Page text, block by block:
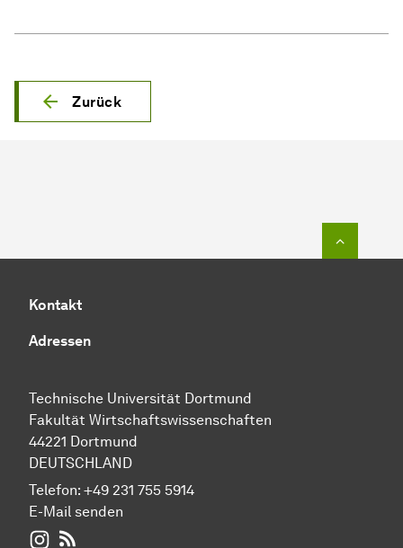
Zurück
Kontakt
Adressen
Technische Universität Dortmund
Fakultät Wirtschaftswissenschaften
44221 Dortmund
DEUTSCHLAND
Telefon: +49 231 755 5914
E-Mail senden
WIWI auf Instagram